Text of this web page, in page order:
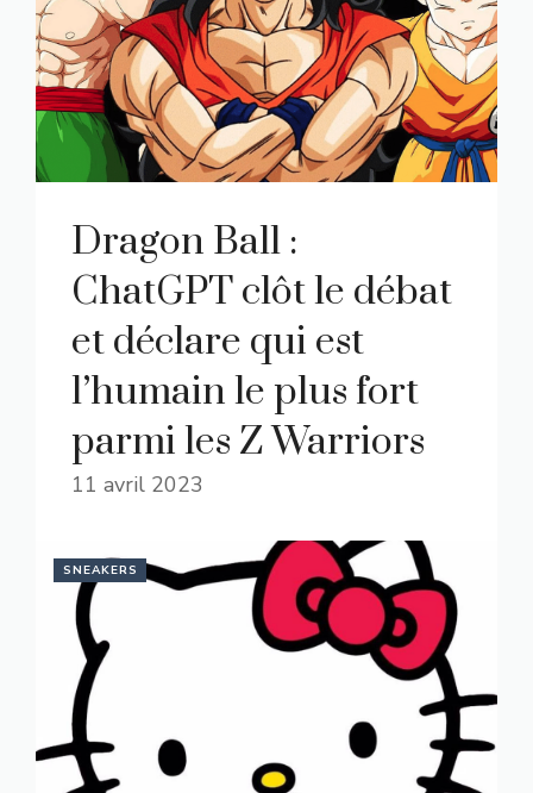
Dragon Ball :
ChatGPT clôt le débat
et déclare qui est
l’humain le plus fort
parmi les Z Warriors
11 avril 2023
SNEAKERS